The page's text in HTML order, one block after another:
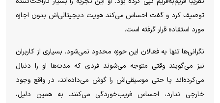
توصیف کرد و گفت احساس می‌کند هویت دیجیتالی‌اش بدون اجازه
مورد استفاده قرار گرفته است.
نگرانی‌ها تنها به فعالان این حوزه محدود نمی‌شود. بسیاری از کاربران
نیز می‌گویند وقتی متوجه می‌شوند فردی که مدت‌ها او را دنبال
می‌کرده‌اند یا حتی موسیقی‌اش را گوش می‌داده‌اند، در واقع وجود
خارجی ندارد، احساس فریب‌خوردگی می‌کنند. به همین دلیل،